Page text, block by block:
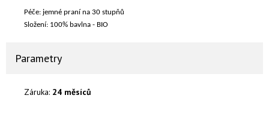
Péče: jemné praní na 30 stupňů
Složení: 100% bavlna - BIO
Parametry
Záruka: 24 měsíců